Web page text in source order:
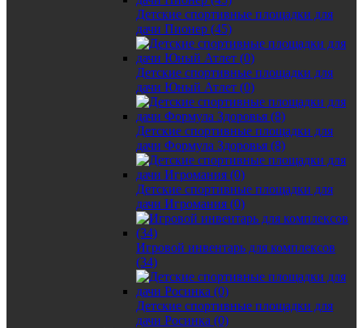
Детские спортивные площадки для
дачи Пионер (45)
Детские спортивные площадки для
дачи Юный Атлет (0)
Детские спортивные площадки для
дачи Формула Здоровья (8)
Детские спортивные площадки для
дачи Игромания (0)
Игровой инвентарь для комплексов
(34)
Детские спортивные площадки для
дачи Росинка (0)